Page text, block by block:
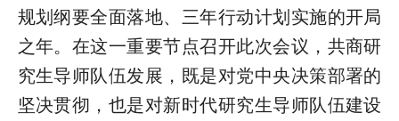
规划纲要全面落地、三年行动计划实施的开局
之年。在这一重要节点召开此次会议，共商研
究生导师队伍发展，既是对党中央决策部署的
坚决贯彻，也是对新时代研究生导师队伍建设